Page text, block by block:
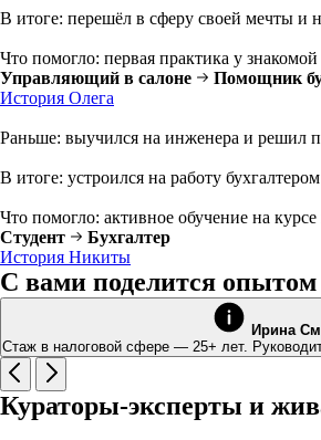
В итоге: перешёл в сферу своей мечты и
Что помогло: первая практика у
Управляющий в салоне
Помощник
История Олега
Раньше: выучился на инженера и решил
В итоге: устроился на работу
Что помогло: активное обучение на
Студент
Бухгалтер
История Никиты
С вами поделится
Ирина
Стаж в налоговой сфере — 25+ лет.
Кураторы-эксперты и